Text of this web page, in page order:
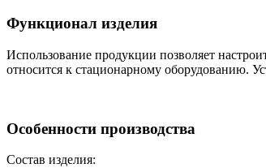
Функционал изделия
Использование продукции позволяет
относится к стационарному оборудованию.
Особенности производства
Состав изделия: